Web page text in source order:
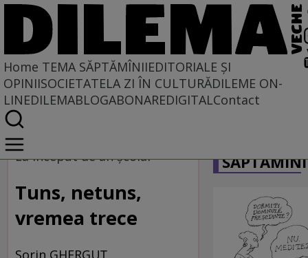
Home TEMA SĂPTĂMÎNIIEDITORIALE ȘI
OPINIISOCIETATELA ZI ÎN CULTURĂDILEME ON-
LINEDILEMABLOGABONAREDIGITALContact
Home
Tema săptămînii
La început de an şcolar
Tuns, netuns,
vremea trece
Sorin GHERGUȚ